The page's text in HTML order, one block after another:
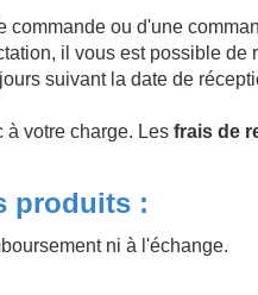
ou d'une
il vous est possible
suivant la date de
à votre charge. Les frais de
produits :
ni à l'échange.